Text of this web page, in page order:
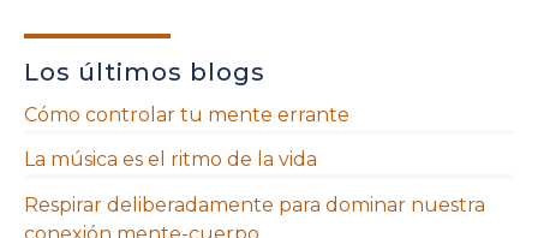
Los últimos blogs
Cómo controlar tu mente errante
La música es el ritmo de la vida
Respirar deliberadamente para dominar nuestra